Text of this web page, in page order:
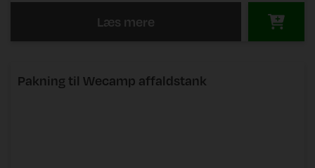
Læs mere
Pakning til Wecamp affaldstank